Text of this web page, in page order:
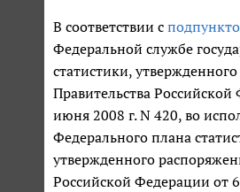
В соответствии с
Федеральной службе
статистики,
Правительства
июня 2008 г. N 420, во
Федерального плана
утвержденного
Российской Федерации от